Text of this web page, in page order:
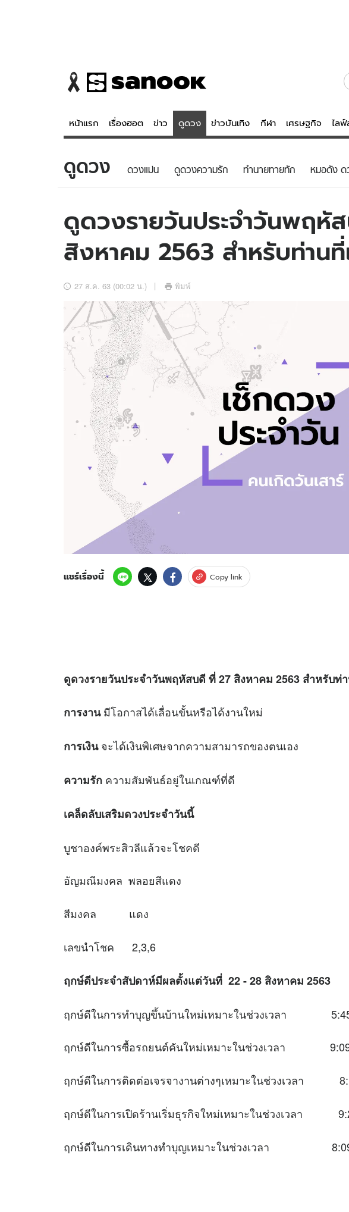
หน้าแรก เรื่องฮอต ข่าว ดูดวง ข่าวบันเทิง กีฬา เศรษฐกิจ ไล
ข่าว
ข่าวบันเทิง
ข่าวกีฬา
อัปเดตจีน
เช็กข่าวชัวร์
ดูดวง - ตรวจหวย
สถิติหวยไทย
หวยลาว
ดาวน์โหลดสนุกแอปฟรี ติดตามสนุกโซเชียลได้ที่
สงวนลิขสิทธิ์ ©2569 บริษัท อิมเมจ ฟิวเจอร์ (ประเทศไทย) จำกัด
ดูดวง ดวงแม่น ดูดวงความรัก ทํานายทายทัก หมอดัง ด
ดูดวงรายวันประจำวันพฤหั
สิงหาคม 2563 สำหรับท่านที่
27 ส.ค. 63 (00:02 น.) พิมพ์
แชร์เรื่องนี้ Copy link
ดูดวงรายวันประจำวันพฤหัสบดี ที่ 27 สิงหาคม 2563 สำหรับท่
การงานมีโอกาสได้เลื่อนขั้นหรือได้งานใหม่
การเงินจะได้เงินพิเศษจากความสามารถของตนเอง
ความรัก ความสัมพันธ์อยู่ในเกณฑ์ที่ดี
เคล็ดลับเสริมดวงประจำวันนี้
บูชาองค์พระสิวลีแล้วจะโชคดี
อัญมณีมงคล พลอยสีแดง
สีมงคล แดง
เลขนำโชค 2,3,6
ฤกษ์ดีประจำสัปดาห์มีผลตั้งแต่วันที่ 22 - 28 สิงหาคม 2563
ฤกษ์ดีในการทำบุญขึ้นบ้านใหม่เหมาะในช่วงเวลา
ฤกษ์ดีในการซื้อรถยนต์คันใหม่เหมาะในช่วงเวลา
ฤกษ์ดีในการติดต่อเจรจางานต่างๆเหมาะในช่วงเวลา
ฤกษ์ดีในการเปิดร้านเริ่มธุรกิจใหม่เหมาะในช่วงเวลา
ฤกษ์ดีในการเดินทางทำบุญเหมาะในช่วงเวลา